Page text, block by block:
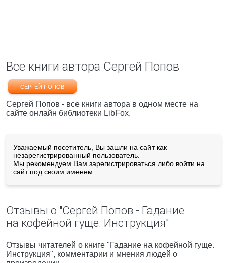
Все книги автора Сергей Попов
СЕРГЕЙ ПОПОВ
Сергей Попов - все книги автора в одном месте на
сайте онлайн библиотеки LibFox.
Уважаемый посетитель, Вы зашли на сайт как
незарегистрированный пользователь.
Мы рекомендуем Вам зарегистрироваться либо войти на
сайт под своим именем.
Отзывы о "Сергей Попов - Гадание
на кофейной гуще. Инструкция"
Отзывы читателей о книге "Гадание на кофейной гуще.
Инструкция", комментарии и мнения людей о